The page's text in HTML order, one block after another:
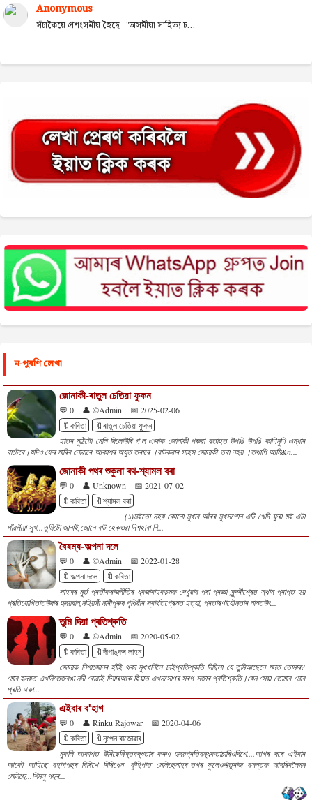
Anonymous
সঁচাকৈয়ে প্ৰশংসনীয় হৈছে। "অসমীয়া সাহিত্য চ...
ন-পুৰণি লেখা
জোনাকী-ৰাতুল চেতিয়া ফুকন
💬 0 👤 ©Admin
📅 2025-02-06
🔖কবিতা
🔖ৰাতুল চেতিয়া ফুকন
হাতৰ মুঠিটো মেলি দিলোউৰি গ'ল এজাক জোনাকী পৰুৱা বতাহত উপঙি উপঙি কাণিমুণি এন্ধাৰ
বাটেৰে।যদিও ফেৰ মাৰিব নোৱাৰে আকাশৰ অযুত তৰাৰে ।বাটৰুৱাৰ সাহস জোনাকী তৰা নহয় ।তথাপি আমি&n...
জোনাকী পথৰ শুকুলা ৰথ-শ্যামল বৰা
💬 0 👤 Unknown
📅 2021-07-02
🔖কবিতা
🔖শ্যামল বৰা
(১)মইতো নহয় কোনো মুখাৰ আঁৰৰ মুখসপোন এটি খেদি ফুৰা মই এটা
গাঁৱলীয়া সুখ...তুমিটো জানাই,জোনে বাট হেৰুওৱা দিশহাৰা নি...
বৈষম্য-অল্পনা দলে
💬 0 👤 ©Admin
📅 2022-01-28
🔖অল্পনা দলে
🔖কবিতা
সাহসৰ মুৰ্ত প্ৰতীকৰাজনীতিৰ ধ্বজাবাহকচমক দেখুৱাব পৰা প্ৰজ্ঞা সুন্দৰীশ্ৰেষ্ঠ স্থান প্ৰাপ্ত হয়
প্ৰতিযোগিতাতউদাৰ হৃদয়বান,মহিয়সী নাৰীপুৰুষ পৃথিৱীৰ স্বাৰ্থতপ্ৰেমত হত্যা, প্ৰতাৰণাযৌনতাৰ নামতউৎ...
তুমি দিয়া প্ৰতিশ্ৰুতি
💬 0 👤 ©Admin
📅 2020-05-02
🔖কবিতা
🔖দীপাঙ্কৰ লাহন
জোনাক নিশাজোনৰ হাঁ‌হি থকা মুখখনিলৈ চাইপ্ৰতিশ্ৰুতি দিছিলা যে তুমিআছেনে মনত তোমাৰ?
মোৰ হৃদয়ত এখনিতেজৰঙা নদী বোৱাই দিয়াৰআৰু হিয়াত এখনসোণৰ সৰগ সজাৰ প্ৰতিশ্ৰুতি।যেন সেয়া তোমাৰ মোৰ
প্ৰতি থকা...
এইবাৰ ব'হাগ
💬 0 👤 Rinku Rajowar
📅 2020-04-06
🔖কবিতা
🔖নৃপেন ৰাজোৱাৰ
মুকলি আকাশত উৰিছেনিস্তবদ্ধতাৰ কৰুণ হৃদয়প্ৰতিবন্ধকতাচাৰিওদিশে....আগৰ দৰে এইবাৰ
আকৌ আহিছে বহাগগছৰ বিৰিখে বিৰিখেন- কুঁহিপাত মেলিছেনাহৰ-তগৰ ফুলেওঋতুৰাজ বসন্তক আদৰিবলৈমন
মেলিছে...শিমলু গছৰ...